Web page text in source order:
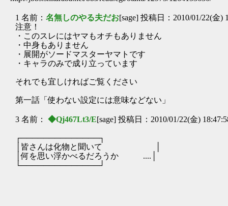
1 名前： 名無しのやる夫だお[sage] 投稿日：2010/01/22(金)
注意！
・このスレにはヤマもオチもありません
・中身もありません
・展開がソードマスターヤマトです
・キャラのみで成り立っています
それでも宜しければご覧ください
第一話「使わない設定には意味などない」
3 名前： ◆Qj467Lt3/E[sage] 投稿日：2010/01/22(金)
┌──────────────┐
│皆さんは化物と聞いて │
│何を思い浮かべるだろうか ....│
└──────────────┘